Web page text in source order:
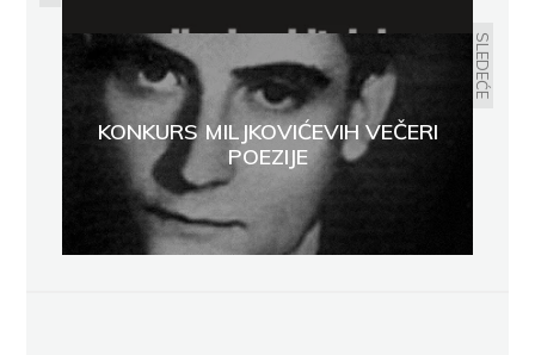
SLEDEĆE
KONKURS MILJKOVIĆEVIH VEČERI
POEZIJE